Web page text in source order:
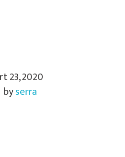
23, 2020
byserra